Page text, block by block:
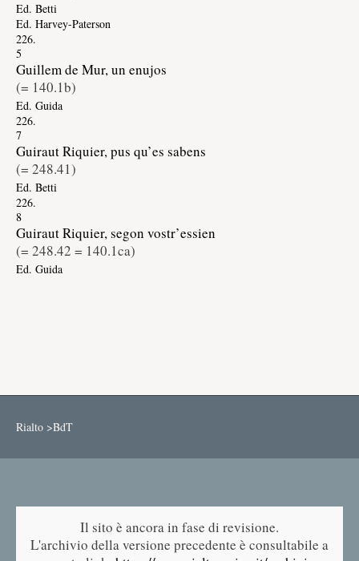
Ed. Betti
Ed. Harvey-Paterson
226.
5
Guillem de Mur, un enujos
(= 140.1b)
Ed. Guida
226.
7
Guiraut Riquier, pus qu’es sabens
(= 248.41)
Ed. Betti
226.
8
Guiraut Riquier, segon vostr’essien
(= 248.42 = 140.1ca)
Ed. Guida
Rialto >BdT
Il sito è ancora in fase di revisione.
L'archivio della versione precedente è consultabile a